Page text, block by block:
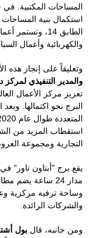
المساحات المكتبية. في
استكمال بنية المساحات
الطابق 14،
والكهربائية وأعمال السباكة
وتعليقاً على إنجاز هذه
والمدير التنفيذي لمركز
تعزيز مركز الأعمال
استقطاب المزيد من
التجارية ومجموعة
يقع برج "أبتاون
مدار 24 ساعة
وساحة ترفيه مركزية
والشركات الرائدة.
ومن جانبه، قال بول